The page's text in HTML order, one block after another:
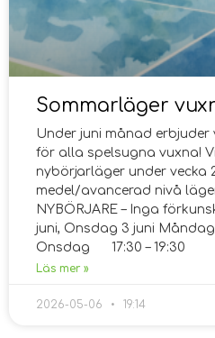
Sommarläger
Under juni månad
för alla spelsugna vuxna!
nybörjarläger under vecka
medel/avancerad nivå
NYBÖRJARE – Inga
juni, Onsdag 3 juni
Onsdag 17:30 – 19:30
Läs mer »
2026-05-06 19:14